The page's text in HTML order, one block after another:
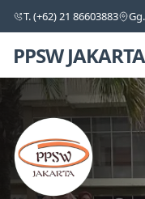
T. (+62) 21 86603883
PPSW JAKARTA